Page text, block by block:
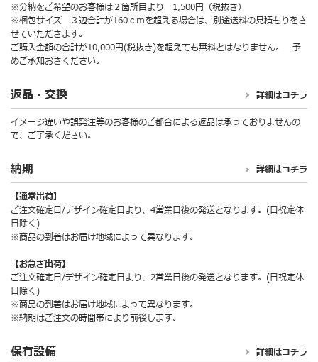
※分納をご希望のお客様は２箇所目より 1,500円（税抜き）
※梱包サイズ ３辺合計が160ｃｍを超える場合は、別途送料の見積もりをさ
せていただきます。
ご購入金額の合計が10,000円(税抜き)を超えても無料とはなりません。 予
めご承知おきください。
返品・交換 詳細はコチラ
イメージ違いや誤発注等のお客様のご都合による返品は承っておりませんの
で、ご了承ください。
納期 詳細はコチラ
【通常出荷】
ご注文確定日/デザイン確定日より、4営業日後の発送となります。(日祝定休
日除く)
※商品の到着はお届け地域によって異なります。
【お急ぎ出荷】
ご注文確定日/デザイン確定日より、2営業日後の発送となります。(日祝定休
日除く)
※商品の到着はお届け地域によって異なります。
※納期はご注文の時間帯により前後します。
保有設備 詳細はコチラ